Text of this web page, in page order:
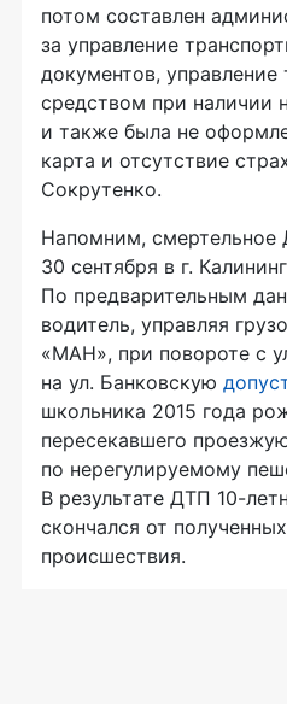
потом составлен
за управление
документов,
средством при наличии
и также была не
карта и отсутствие
Сокрутенко.
Напомним,
30 сентября в г.
По предварительным
водитель, управляя
«МАН», при повороте с
на ул. Банковскую
школьника 2015 года
пересекавшего
по нерегулируемому
В результате ДТП 10-
скончался от
происшествия.